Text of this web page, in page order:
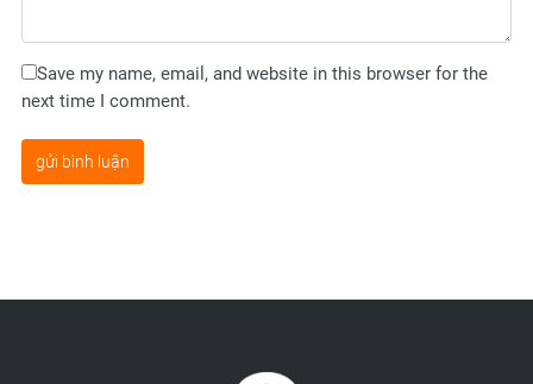
Save my name, email, and website in this browser for the
next time I comment.